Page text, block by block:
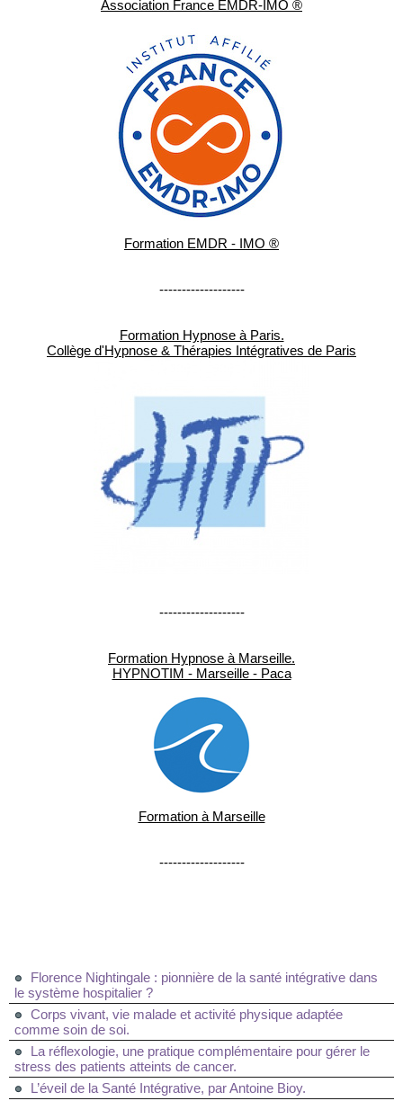
Association France EMDR-IMO ®
Formation EMDR - IMO ®
-------------------
Formation Hypnose à Paris.
Collège d'Hypnose & Thérapies Intégratives de Paris
-------------------
Formation Hypnose à Marseille.
HYPNOTIM - Marseille - Paca
Formation à Marseille
-------------------
Florence Nightingale : pionnière de la santé intégrative dans
le système hospitalier ?
Corps vivant, vie malade et activité physique adaptée
comme soin de soi.
La réflexologie, une pratique complémentaire pour gérer le
stress des patients atteints de cancer.
L’éveil de la Santé Intégrative, par Antoine Bioy.